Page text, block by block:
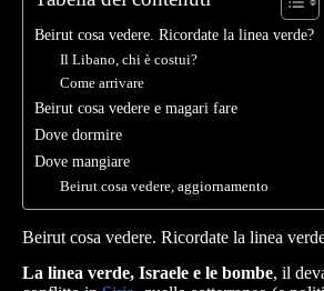
Beirut cosa vedere. Ricordate la linea verde?
Il Libano, chi è costui?
Come arrivare
Beirut cosa vedere e magari fare
Dove dormire
Dove mangiare
Beirut cosa vedere, aggiornamento
Beirut cosa vedere. Ricordate la linea
La linea verde, Israele e le bombe, il